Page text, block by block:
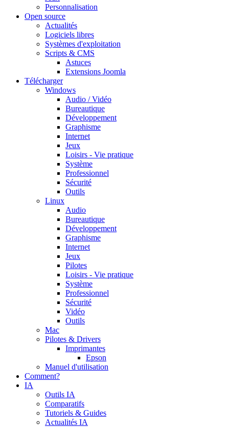
Personnalisation
Open source
Actualités
Logiciels libres
Systèmes d'exploitation
Scripts & CMS
Astuces
Extensions Joomla
Télécharger
Windows
Audio / Vidéo
Bureautique
Développement
Graphisme
Internet
Jeux
Loisirs - Vie pratique
Système
Professionnel
Sécurité
Outils
Linux
Audio
Bureautique
Développement
Graphisme
Internet
Jeux
Pilotes
Loisirs - Vie pratique
Système
Professionnel
Sécurité
Vidéo
Outils
Mac
Pilotes & Drivers
Imprimantes
Epson
Manuel d'utilisation
Comment?
IA
Outils IA
Comparatifs
Tutoriels & Guides
Actualités IA